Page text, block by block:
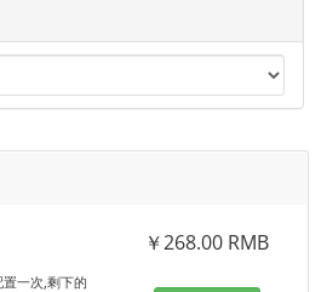
一次,剩下的
￥268.00 RMB